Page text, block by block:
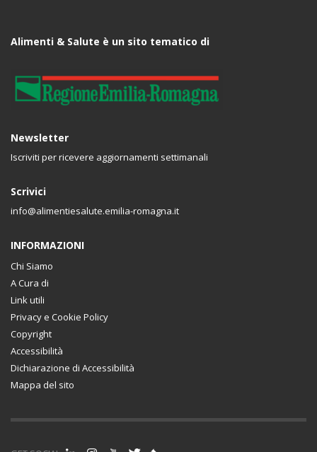
Alimenti & Salute è un sito tematico di
Newsletter
Iscriviti per ricevere aggiornamenti settimanali
Scrivici
info@alimentiesalute.emilia-romagna.it
INFORMAZIONI
Chi Siamo
A Cura di
Link utili
Privacy e Cookie Policy
Copyright
Accessibilità
Dichiarazione di Accessibilità
Mappa del sito